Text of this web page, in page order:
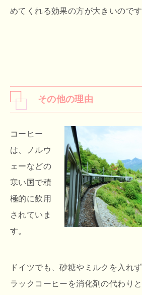
めてくれる効果の方が大きいのです
その他の理由
コーヒー
は、ノルウ
ェーなどの
寒い国で積
極的に飲用
されていま
す。
ドイツでも、砂糖やミルクを入れ
ラックコーヒーを消化剤の代わり